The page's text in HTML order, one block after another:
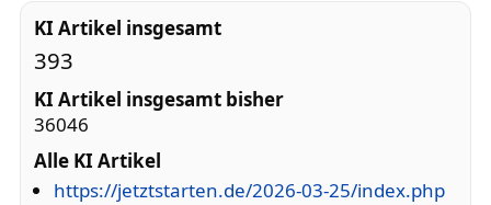
KI Artikel insgesamt
393
KI Artikel insgesamt bisher
36046
Alle KI Artikel
https://jetztstarten.de/2026-03-25/index.php